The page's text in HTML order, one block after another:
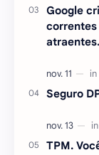
Google
correntes
atraentes.
Seguro
TPM.